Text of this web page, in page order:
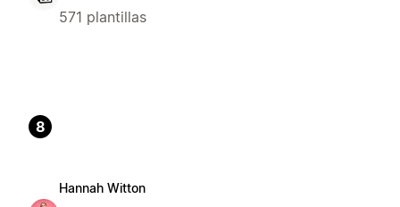
571 plantillas
8
Hannah Witton